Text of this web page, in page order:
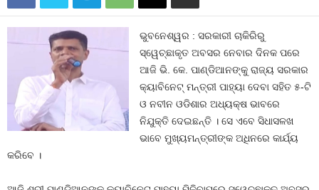
ଭୁବନେଶ୍ୱର : ସରକାରୀ ଚାକିରିରୁ
ସ୍ୱେଚ୍ଛାକୃତ ଅବସର ନେବାର ଦିନକ ପରେ
ଆଜି ଭି. କେ. ପାଣ୍ଡିଆନଙ୍କୁ ରାଜ୍ୟ ସରକାର
କ୍ୟାବିନେଟ୍‍ ମନ୍ତ୍ରୀ ପାହ୍ୟା ଦେବା ସହିତ ୫-ଟି
ଓ ନବୀନ ଓଡିଶାର ଅଧ୍ୟକ୍ଷ ଭାବରେ
ନିଯୁକ୍ତି ଦେଇଛନ୍ତି । ସେ ଏବେ ସିଧାସଳଖ
ଭାବେ ମୁଖ୍ୟମନ୍ତ୍ରୀଙ୍କ ଅଧିନରେ କାର୍ଯ୍ୟ
କରିବେ ।